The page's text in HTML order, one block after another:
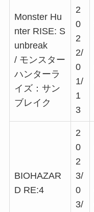
Monster Hu
nter RISE: S
unbreak
/ モンスター
ハンターラ
イズ：サン
ブレイク
2
0
2
2/
0
1/
1
3
BIOHAZAR
D RE:4
2
0
2
3/
0
3/